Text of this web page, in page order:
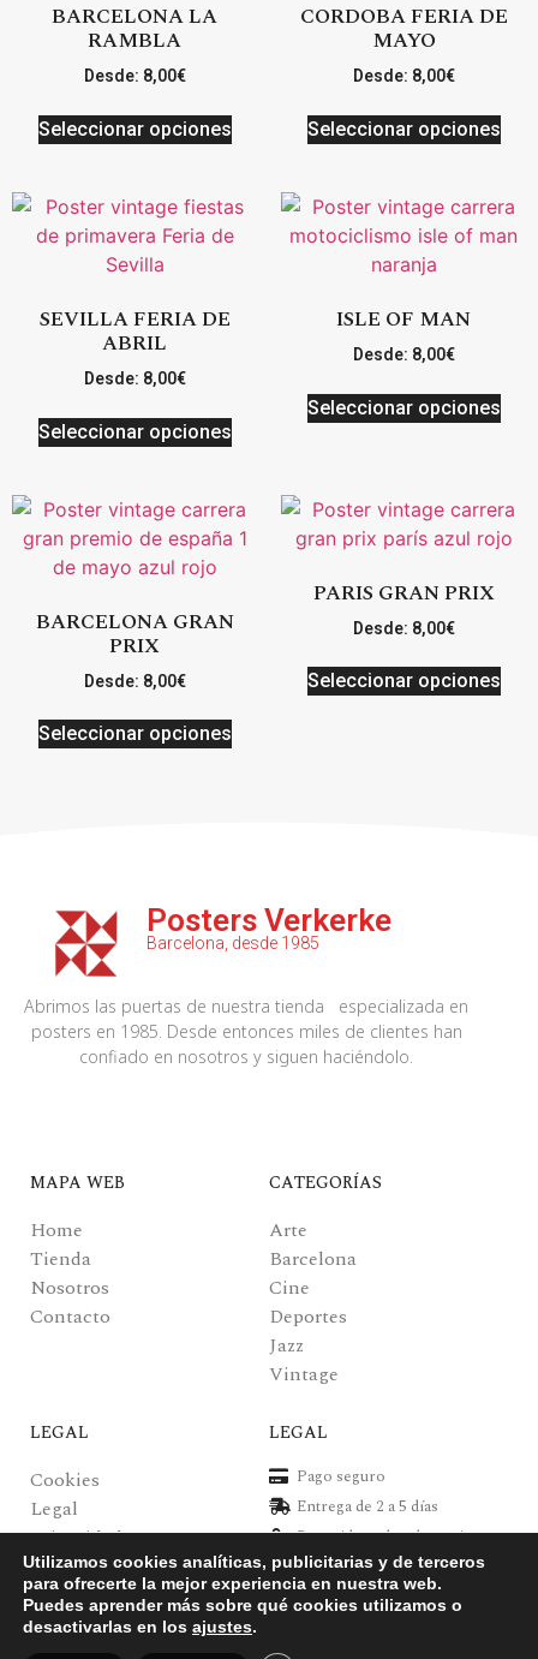
BARCELONA LA
RAMBLA
Desde: 8,00€
Seleccionar opciones
CORDOBA FERIA DE
MAYO
Desde: 8,00€
Seleccionar opciones
SEVILLA FERIA DE
ABRIL
Desde: 8,00€
Seleccionar opciones
ISLE OF MAN
Desde: 8,00€
Seleccionar opciones
BARCELONA GRAN
PRIX
Desde: 8,00€
Seleccionar opciones
PARIS GRAN PRIX
Desde: 8,00€
Seleccionar opciones
Posters Verkerke
Barcelona, desde 1985
Abrimos las puertas de nuestra tienda especializada en
posters en 1985. Desde entonces miles de clientes han
confiado en nosotros y siguen haciéndolo.
MAPA WEB
Home
Tienda
Nosotros
Contacto
CATEGORÍAS
Arte
Barcelona
Cine
Deportes
Jazz
Vintage
LEGAL
Cookies
Legal
Privacidad
Pagos y envíos
LEGAL
Pago seguro
Entrega de 2 a 5 días
Recogida en local gratuita
Posters de alta calidad
Posters Verkerke
Utilizamos cookies analíticas, publicitarias y de terceros
para ofrecerte la mejor experiencia en nuestra web.
Puedes aprender más sobre qué cookies utilizamos o
desactivarlas en los ajustes.